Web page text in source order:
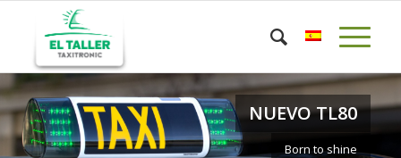
NUEVO TL80
Born to shine